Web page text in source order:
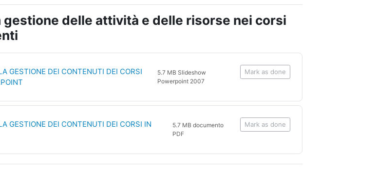
gestione delle attività e delle risorse nei corsi
GESTIONE DEI CONTENUTI DEI CORSI
File
5.7 MB Slideshow
Powerpoint 2007
Mark as done
GESTIONE DEI CONTENUTI DEI CORSI IN
5.7 MB documento
PDF
Mark as done